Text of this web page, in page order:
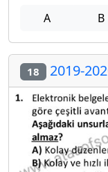
A B
18 2019-